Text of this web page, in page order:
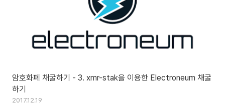
암호화폐 채굴하기 - 3. xmr-stak을 이용한 Electroneum 채굴
하기
2017.12.19